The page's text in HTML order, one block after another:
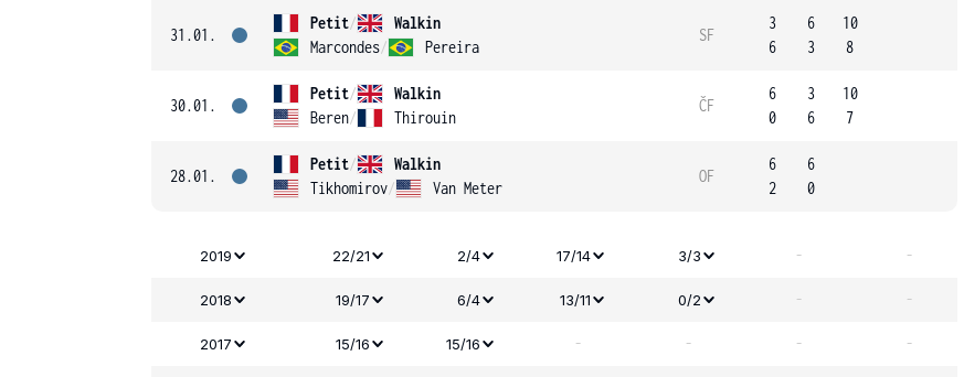
31.01.
Petit/
Walkin
Marcondes/ Pereira
SF
3
6
6
3
10
8
30.01.
Petit/
Walkin
Beren/ Thirouin
ČF
6
0
3
6
10
7
28.01.
Petit/
Walkin
Tikhomirov/ Van Meter
OF
6
2
6
0
2019 22/21 2/4 17/14 3/3 - -
2018 19/17 6/4 13/11 0/2 - -
2017 15/16 15/16 - - - -